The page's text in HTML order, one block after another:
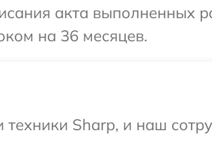
акта
на 36 месяцев.
Sharp, и наш